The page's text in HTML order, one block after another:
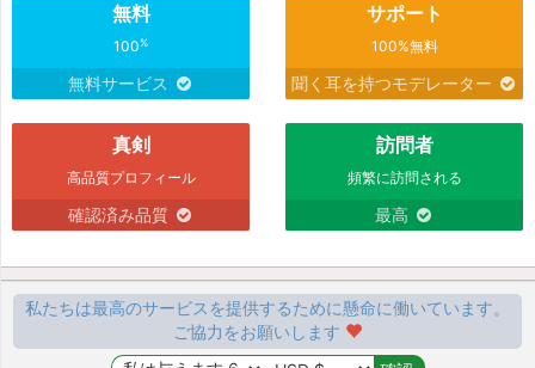
無料
100%
無料サービス
サポート
100%無料
聞く耳を持つモデレーター
真剣
高品質プロフィール
確認済み品質
訪問者
頻繁に訪問される
最高
私たちは最高のサービスを提供するために懸命に働いています。
ご協力をお願いします